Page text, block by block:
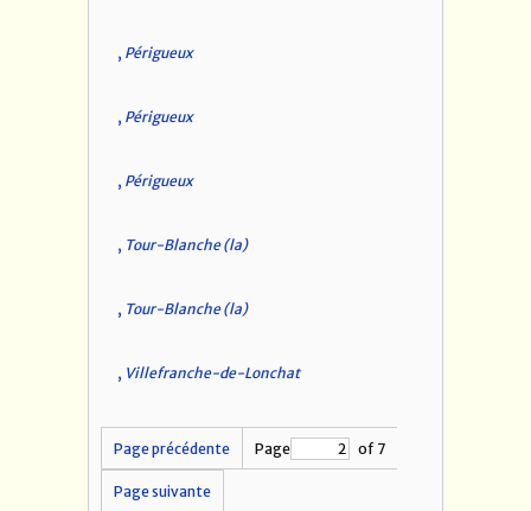
, Périgueux
, Périgueux
, Périgueux
, Tour-Blanche (la)
, Tour-Blanche (la)
, Villefranche-de-Lonchat
Page précédente Page of 7
Page suivante